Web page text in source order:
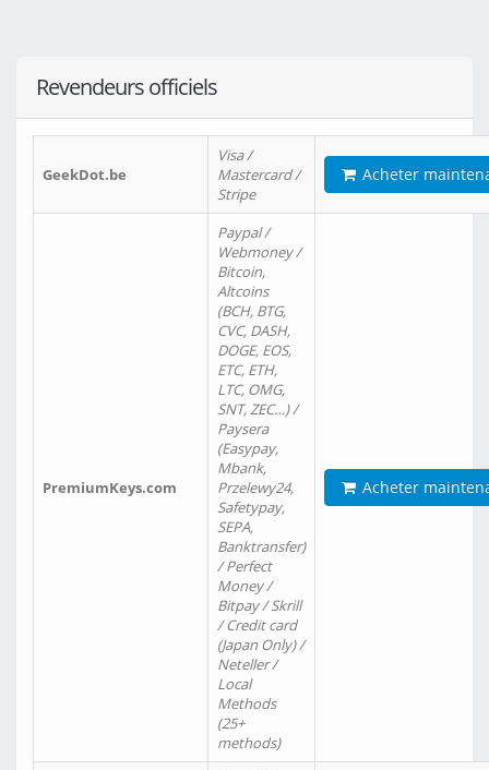
Revendeurs officiels
GeekDot.be
Visa /
Mastercard /
Stripe
Acheter
PremiumKeys.com
Paypal /
Webmoney /
Bitcoin,
Altcoins
(BCH, BTG,
CVC, DASH,
DOGE, EOS,
ETC, ETH,
LTC, OMG,
SNT, ZEC…) /
Paysera
(Easypay,
Mbank,
Przelewy24,
Safetypay,
SEPA,
Banktransfer)
/ Perfect
Money /
Bitpay / Skrill
/ Credit card
(Japan Only) /
Neteller /
Local
Methods
(25+
methods)
Acheter